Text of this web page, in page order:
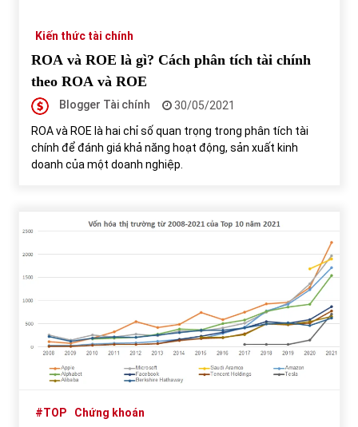
Kiến thức tài chính
ROA và ROE là gì? Cách phân tích tài chính
theo ROA và ROE
Blogger Tài chính
30/05/2021
ROA và ROE là hai chỉ số quan trọng trong phân tích tài
chính để đánh giá khả năng hoạt động, sản xuất kinh
doanh của một doanh nghiệp.
#TOP Chứng khoán